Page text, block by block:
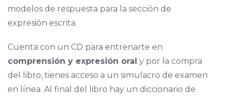
modelos de respuesta para la sección de
expresión escrita.
Cuenta con un CD para entrenarte en
comprensión y expresión oral y por la compra
del libro, tienes acceso a un simulacro de examen
en línea. Al final del libro hay un diccionario de